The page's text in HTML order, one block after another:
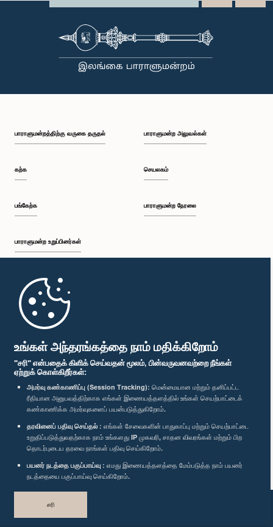
உங்கள் அந்தரங்கத்தை நாம் மதிக்கிறோம்
"சரி" என்பதைக் கிளிக் செய்வதன் மூலம், பின்வருவனவற்றை நீங்கள்
ஏற்றுக் கொள்கிறீர்கள்:
அமர்வு கண்காணிப்பு (Session Tracking): மென்மையான மற்றும் தனிப்பட்ட
ரீதியான அனுபவத்திற்காக எங்கள் இணையத்தளத்தில் உங்கள் செயற்பாட்டைக்
கண்காணிக்க அமர்வுகளைப் பயன்படுத்துகிறோம்.
தரவினைப் பதிவு செய்தல் : எங்கள் சேவைகளின் பாதுகாப்பு மற்றும் செயற்பாட்டை
உறுதிப்படுத்துவதற்காக நாம் உங்களது IP முகவரி, சாதன விவரங்கள் மற்றும் பிற
தொடர்புடைய தரவை நாங்கள் பதிவு செய்கிறோம்.
பயனர் நடத்தை பகுப்பாய்வு : எமது இணையத்தளத்தை மேம்படுத்த நாம் பயனர்
நடத்தையை பகுப்பாய்வு செய்கிறோம்.
சரி
பாராளுமன்றத்திற்கு வருகை தருதல்
கற்க
பங்கேற்க
பாராளுமன்ற உறுப்பினர்கள்
முதற்பக்கம்
பாராளுமன்ற அலுவல்கள்
செயலகம்
பாராளுமன்ற நேரலை
பாராளுமன்ற கையடக்க செயலி
எம்மை பின்தொடர்க :
விருதுகள்
தனியுரிமைக் கொள்கை